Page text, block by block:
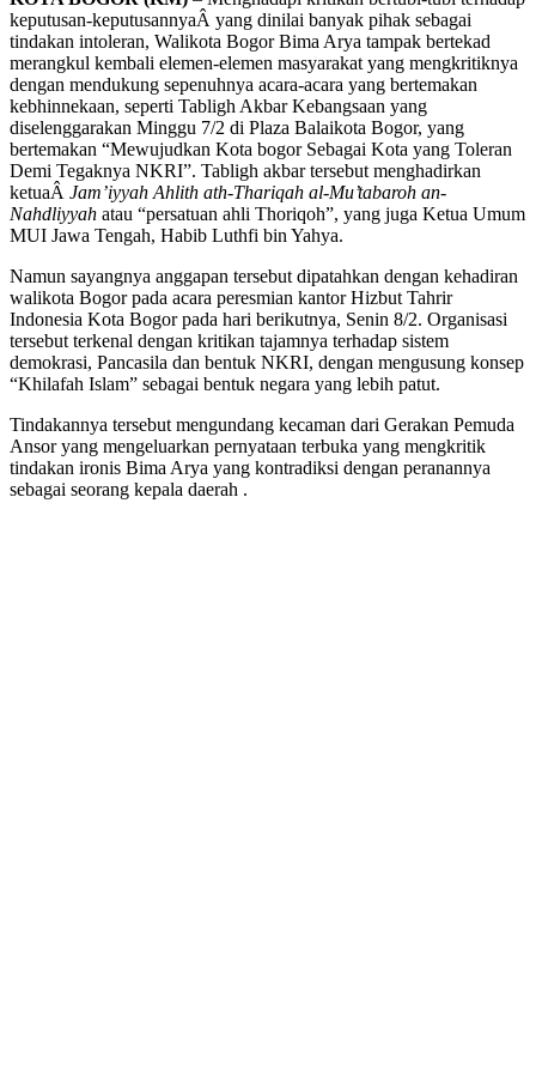
keputusan-keputusannyaÂ yang dinilai banyak pihak sebagai
tindakan intoleran, Walikota Bogor Bima Arya tampak bertekad
merangkul kembali elemen-elemen masyarakat yang mengkritiknya
dengan mendukung sepenuhnya acara-acara yang bertemakan
kebhinnekaan, seperti Tabligh Akbar Kebangsaan yang
diselenggarakan Minggu 7/2 di Plaza Balaikota Bogor, yang
bertemakan “Mewujudkan Kota bogor Sebagai Kota yang Toleran
Demi Tegaknya NKRI”. Tabligh akbar tersebut menghadirkan
ketuaÂ Jam’iyyah Ahlith ath-Thariqah al-Mu’tabaroh an-
Nahdliyyah atau “persatuan ahli Thoriqoh”, yang juga Ketua Umum
MUI Jawa Tengah, Habib Luthfi bin Yahya.
Namun sayangnya anggapan tersebut dipatahkan dengan kehadiran
walikota Bogor pada acara peresmian kantor Hizbut Tahrir
Indonesia Kota Bogor pada hari berikutnya, Senin 8/2. Organisasi
tersebut terkenal dengan kritikan tajamnya terhadap sistem
demokrasi, Pancasila dan bentuk NKRI, dengan mengusung konsep
“Khilafah Islam” sebagai bentuk negara yang lebih patut.
Tindakannya tersebut mengundang kecaman dari Gerakan Pemuda
Ansor yang mengeluarkan pernyataan terbuka yang mengkritik
tindakan ironis Bima Arya yang kontradiksi dengan peranannya
sebagai seorang kepala daerah .